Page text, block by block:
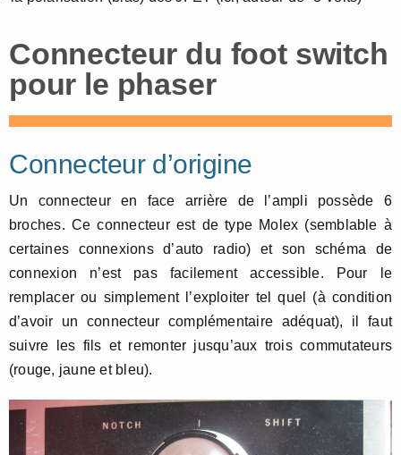
Connecteur du foot switch
pour le phaser
Connecteur d’origine
Un connecteur en face arrière de l’ampli possède 6
broches. Ce connecteur est de type Molex (semblable à
certaines connexions d’auto radio) et son schéma de
connexion n’est pas facilement accessible. Pour le
remplacer ou simplement l’exploiter tel quel (à condition
d’avoir un connecteur complémentaire adéquat), il faut
suivre les fils et remonter jusqu’aux trois commutateurs
(rouge, jaune et bleu).